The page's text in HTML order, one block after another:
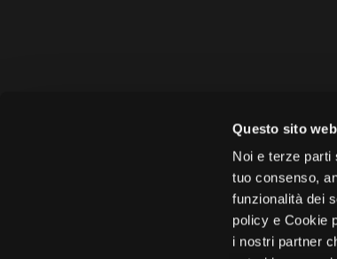
Questo sito
Noi e terze parti
tuo consenso,
funzionalità dei
policy e Cookie
i nostri partner